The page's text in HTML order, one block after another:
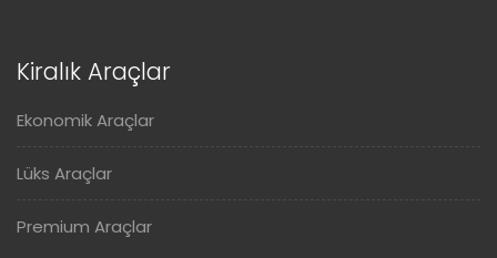
Kiralık Araçlar
Ekonomik Araçlar
Lüks Araçlar
Premium Araçlar